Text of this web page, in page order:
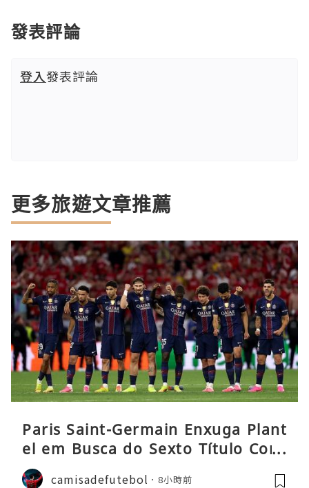
發表評論
登入發表評論
更多旅遊文章推薦
Paris Saint-Germain Enxuga Plant
el em Busca do Sexto Título Cons
ecutivo da Liga
camisadefutebol 8小時前